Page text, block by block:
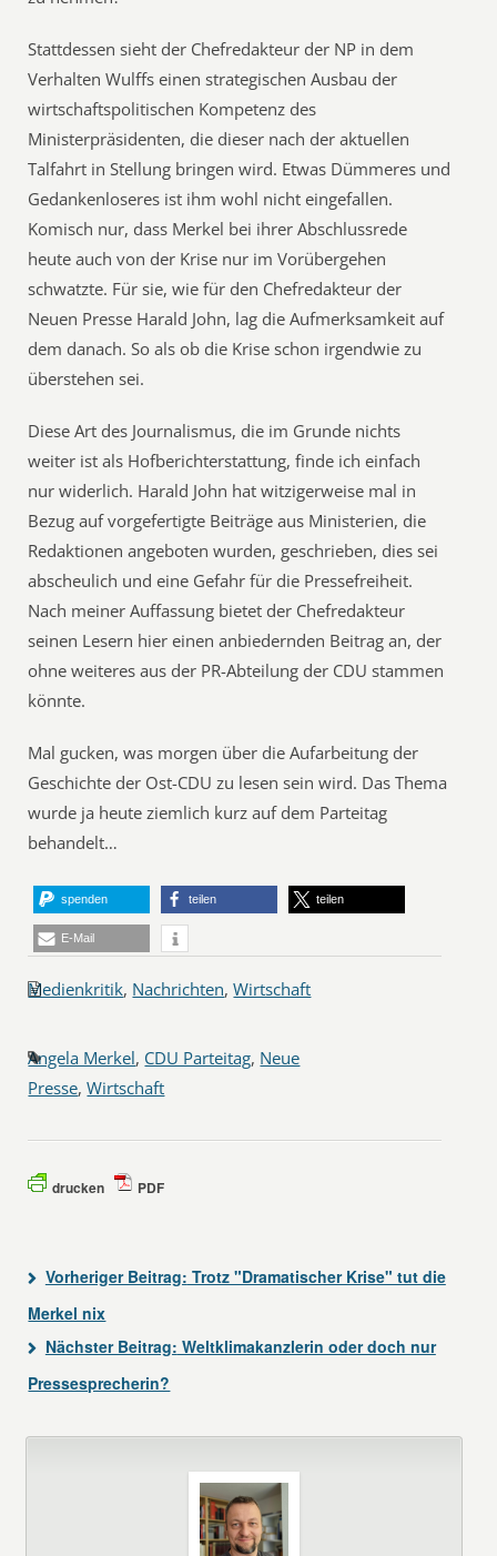
Stattdessen sieht der Chefredakteur der NP in dem
Verhalten Wulffs einen strategischen Ausbau der
wirtschaftspolitischen Kompetenz des
Ministerpräsidenten, die dieser nach der aktuellen
Talfahrt in Stellung bringen wird. Etwas Dümmeres und
Gedankenloseres ist ihm wohl nicht eingefallen.
Komisch nur, dass Merkel bei ihrer Abschlussrede
heute auch von der Krise nur im Vorübergehen
schwatzte. Für sie, wie für den Chefredakteur der
Neuen Presse Harald John, lag die Aufmerksamkeit auf
dem danach. So als ob die Krise schon irgendwie zu
überstehen sei.
Diese Art des Journalismus, die im Grunde nichts
weiter ist als Hofberichterstattung, finde ich einfach
nur widerlich. Harald John hat witzigerweise mal in
Bezug auf vorgefertigte Beiträge aus Ministerien, die
Redaktionen angeboten wurden, geschrieben, dies sei
abscheulich und eine Gefahr für die Pressefreiheit.
Nach meiner Auffassung bietet der Chefredakteur
seinen Lesern hier einen anbiedernden Beitrag an, der
ohne weiteres aus der PR-Abteilung der CDU stammen
könnte.
Mal gucken, was morgen über die Aufarbeitung der
Geschichte der Ost-CDU zu lesen sein wird. Das Thema
wurde ja heute ziemlich kurz auf dem Parteitag
behandelt…
spenden teilen teilen
E-Mail
Medienkritik, Nachrichten,Wirtschaft
Angela Merkel, CDU Parteitag, Neue
Presse,Wirtschaft
drucken PDF
Vorheriger Beitrag: Trotz "Dramatischer Krise" tut die
Merkel nix
Nächster Beitrag: Weltklimakanzlerin oder doch nur
Pressesprecherin?